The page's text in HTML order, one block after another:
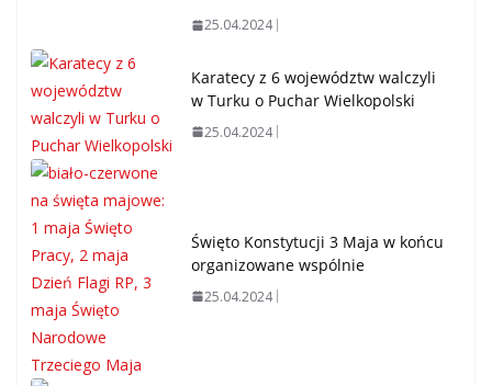
25.04.2024
Karatecy z 6 województw walczyli
w Turku o Puchar Wielkopolski
25.04.2024
Święto Konstytucji 3 Maja w końcu
organizowane wspólnie
25.04.2024